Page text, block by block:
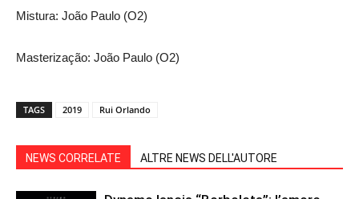
Mistura: João Paulo (O2)
Masterização: João Paulo (O2)
TAGS 2019 Rui Orlando
NEWS CORRELATE ALTRE NEWS DELL'AUTORE